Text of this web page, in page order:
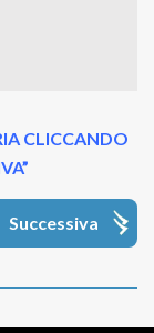
CLICCANDO
Successiva